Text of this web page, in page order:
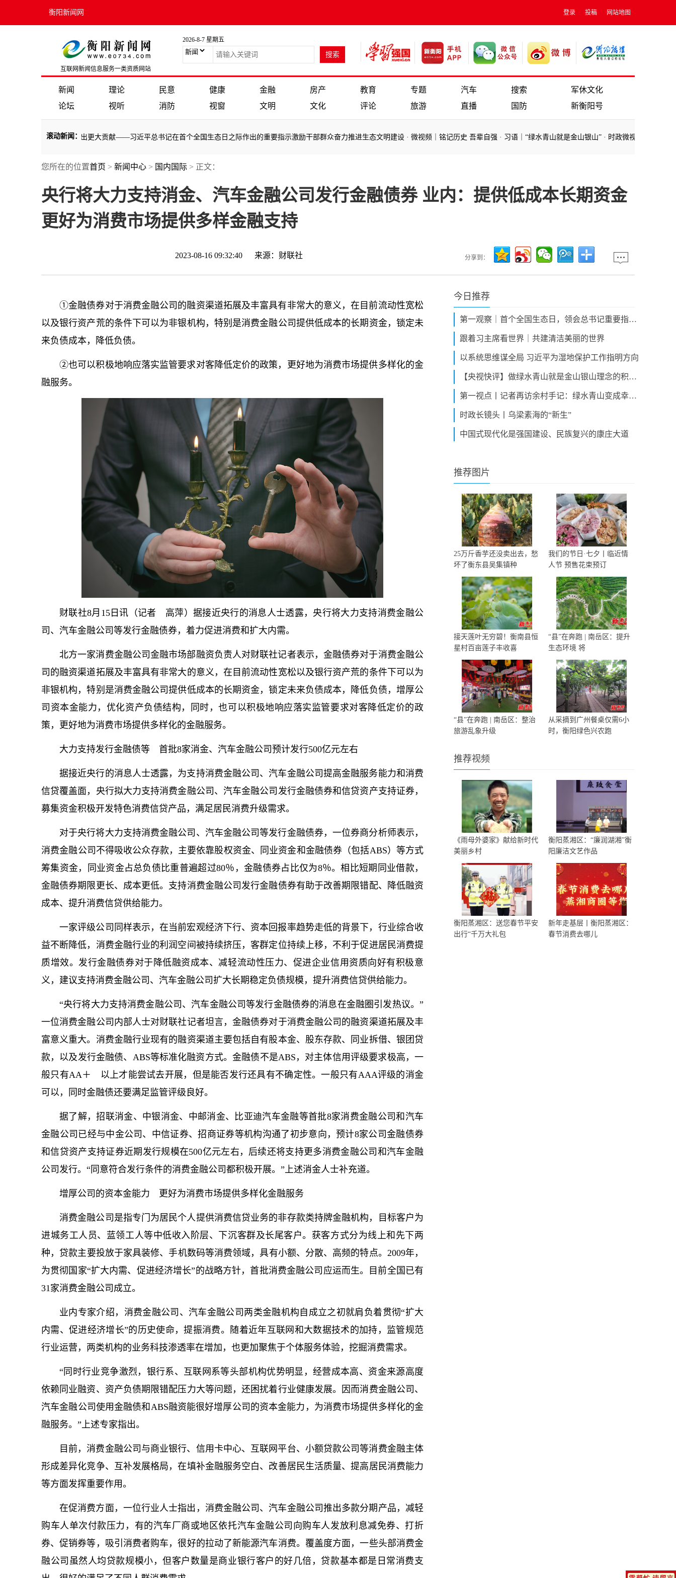
衡阳新闻网 登录 投稿 网站地图
互联网新闻信息服务一类资质网站
2026-8-7 星期五
新闻 理论 民意 健康 金融 房产 教育 专题 汽车 搜索
军休文化
论坛
视听 消防 视窗 文明 文化 评论 旅游 直播 国防 新衡阳号
滚动新闻 ：
建清洁美丽世界作出更大贡献——习近平总书记在首个全国生态日之际作出的重要指示激励干部群众奋力推进生态文明建设·微视频｜铭记历史 吾辈自强· 习语｜“绿水青山就是金山银山” ·时政微视频|习近平的黄河情
建清洁美丽世界作出更大贡献——习近平总书记在首个全国生态日之际作出的重要指示激励干部群众奋力推进生态文明建设
您所在的位置首页 > 新闻中心 > 国内国际 > 正文：
央行将大力支持消金、汽车金融公司发行金融债券 业内：提供低成本长期资金
更好为消费市场提供多样金融支持
2023-08-16 09:32:40 来源： 财联社 分享到：
①金融债券对于消费金融公司的融资渠道拓展及丰富具有非常大的意义，在目前流动性宽松
以及银行资产荒的条件下可以为非银机构，特别是消费金融公司提供低成本的长期资金，锁定未
来负债成本，降低负债。
②也可以积极地响应落实监管要求对客降低定价的政策，更好地为消费市场提供多样化的金
融服务。
财联社8月15日讯（记者 高萍）据接近央行的消息人士透露，央行将大力支持消费金融公
司、汽车金融公司等发行金融债券，着力促进消费和扩大内需。
北方一家消费金融公司金融市场部融资负责人对财联社记者表示，金融债券对于消费金融公
司的融资渠道拓展及丰富具有非常大的意义，在目前流动性宽松以及银行资产荒的条件下可以为
非银机构，特别是消费金融公司提供低成本的长期资金，锁定未来负债成本，降低负债，增厚公
司资本金能力，优化资产负债结构，同时，也可以积极地响应落实监管要求对客降低定价的政
策，更好地为消费市场提供多样化的金融服务。
大力支持发行金融债等 首批8家消金、汽车金融公司预计发行500亿元左右
据接近央行的消息人士透露，为支持消费金融公司、汽车金融公司提高金融服务能力和消费
信贷覆盖面，央行拟大力支持消费金融公司、汽车金融公司发行金融债券和信贷资产支持证券，
募集资金积极开发特色消费信贷产品，满足居民消费升级需求。
对于央行将大力支持消费金融公司、汽车金融公司等发行金融债券，一位券商分析师表示，
消费金融公司不得吸收公众存款，主要依靠股权资金、同业资金和金融债券（包括ABS）等方式
筹集资金，同业资金占总负债比重普遍超过80％，金融债券占比仅为8％。相比短期同业借款，
金融债券期限更长、成本更低。支持消费金融公司发行金融债券有助于改善期限错配、降低融资
成本、提升消费信贷供给能力。
一家评级公司同样表示，在当前宏观经济下行、资本回报率趋势走低的背景下，行业综合收
益不断降低，消费金融行业的利润空间被持续挤压，客群定位持续上移，不利于促进居民消费提
质增效。发行金融债券对于降低融资成本、减轻流动性压力、促进企业信用资质向好有积极意
义，建议支持消费金融公司、汽车金融公司扩大长期稳定负债规模，提升消费信贷供给能力。
“央行将大力支持消费金融公司、汽车金融公司等发行金融债券的消息在金融圈引发热议。”
一位消费金融公司内部人士对财联社记者坦言，金融债券对于消费金融公司的融资渠道拓展及丰
富意义重大。消费金融行业现有的融资渠道主要包括自有股本金、股东存款、同业拆借、银团贷
款，以及发行金融债、ABS等标准化融资方式。金融债不是ABS，对主体信用评级要求极高，一
般只有AA＋ 以上才能尝试去开展，但是能否发行还具有不确定性。一般只有AAA评级的消金
可以，同时金融债还要满足监管评级良好。
据了解，招联消金、中银消金、中邮消金、比亚迪汽车金融等首批8家消费金融公司和汽车
金融公司已经与中金公司、中信证券、招商证券等机构沟通了初步意向，预计8家公司金融债券
和信贷资产支持证券近期发行规模在500亿元左右，后续还将支持更多消费金融公司和汽车金融
公司发行。“同意符合发行条件的消费金融公司都积极开展。”上述消金人士补充道。
增厚公司的资本金能力 更好为消费市场提供多样化金融服务
消费金融公司是指专门为居民个人提供消费信贷业务的非存款类持牌金融机构，目标客户为
进城务工人员、蓝领工人等中低收入阶层、下沉客群及长尾客户。获客方式分为线上和先下两
种，贷款主要投放于家具装修、手机数码等消费领域，具有小额、分散、高频的特点。2009年，
为贯彻国家“扩大内需、促进经济增长”的战略方针，首批消费金融公司应运而生。目前全国已有
31家消费金融公司成立。
业内专家介绍，消费金融公司、汽车金融公司两类金融机构自成立之初就肩负着贯彻“扩大
内需、促进经济增长”的历史使命，提振消费。随着近年互联网和大数据技术的加持，监管规范
行业运营，两类机构的业务科技渗透率在增加，也更加聚焦于个体服务体验，挖掘消费需求。
“同时行业竞争激烈，银行系、互联网系等头部机构优势明显，经营成本高、资金来源高度
依赖同业融资、资产负债期限错配压力大等问题，还困扰着行业健康发展。因而消费金融公司、
汽车金融公司使用金融债和ABS融资能很好增厚公司的资本金能力，为消费市场提供多样化的金
融服务。”上述专家指出。
目前，消费金融公司与商业银行、信用卡中心、互联网平台、小额贷款公司等消费金融主体
形成差异化竞争、互补发展格局，在填补金融服务空白、改善居民生活质量、提高居民消费能力
等方面发挥重要作用。
在促消费方面，一位行业人士指出，消费金融公司、汽车金融公司推出多款分期产品，减轻
购车人单次付款压力，有的汽车厂商或地区依托汽车金融公司向购车人发放利息减免券、打折
券、促销券等，吸引消费者购车，很好的拉动了新能源汽车消费。覆盖度方面，一些头部消费金
融公司虽然人均贷款规模小，但客户数量是商业银行客户的好几倍，贷款基本都是日常消费支
今日推荐
第一观察｜首个全国生态日，领会总书记重要指示的深意
跟着习主席看世界｜共建清洁美丽的世界
以系统思维谋全局 习近平为湿地保护工作指明方向
【央视快评】做绿水青山就是金山银山理念的积极传播者和模范践行者
第一视点丨记者再访余村手记：绿水青山变成幸福靠山
时政长镜头丨乌梁素海的“新生”
中国式现代化是强国建设、民族复兴的康庄大道
推荐图片
25万斤香芋还没卖出去，愁
坏了衡东县吴集镇种
我们的节日·七夕丨临近情
人节 预售花束预订
接天莲叶无穷碧！衡南县恒
星村百亩莲子丰收喜
“县”在奔跑 | 南岳区：提升
生态环境 将
“县”在奔跑 | 南岳区：整治
旅游乱象升级
从采摘到广州餐桌仅需6小
时，衡阳绿色兴农跑
推荐视频
《雨母外婆家》献给新时代
美丽乡村
衡阳蒸湘区：“廉润湖湘”衡
阳廉洁文艺作品
衡阳蒸湘区：送您春节平安
出行“千万大礼包
新年走基层丨衡阳蒸湘区：
春节消费去哪儿